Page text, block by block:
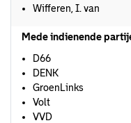
Wifferen, I. van
Mede indienende
D66
DENK
GroenLinks
Volt
VVD